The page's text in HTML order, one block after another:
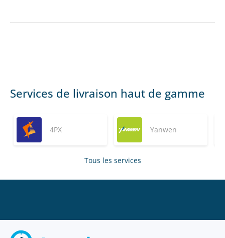
Services de livraison haut de gamme
4PX Yanwen
Tous les services